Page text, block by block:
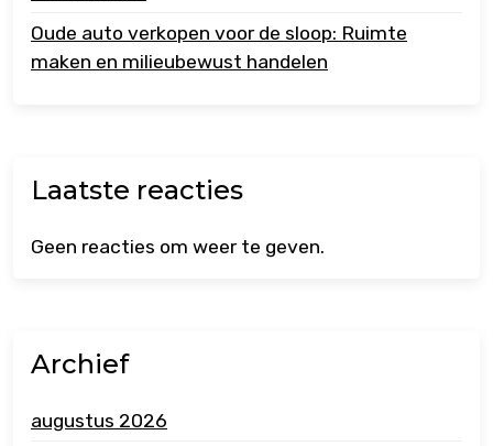
Oude auto verkopen voor de sloop: Ruimte
maken en milieubewust handelen
Laatste reacties
Geen reacties om weer te geven.
Archief
augustus 2026